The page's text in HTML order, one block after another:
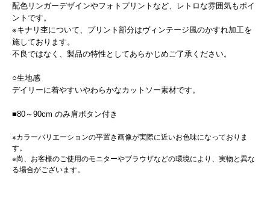
配色リンガーデザインやフォトプリントなど、レトロな雰囲気もポイ
ントです。
※キナリ杢について、プリント部分はヴィンテージ風のかすれ加工を
施しております。
不良ではなく、製品の特性としてあらかじめご了承ください。
○生地感
デイリーに着やすいやわらかなカットソー素材です。
■80～90cm のみ肩ボタン付き
※カラーバリエーションの平置き画像が実際に近いお色味になっておりま
す。
※尚、お客様のご使用のモニターやブラウザなどの環境により、実物と異な
る場合がございます。